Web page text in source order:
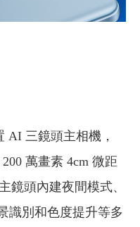
AI 三鏡頭主相機，
萬畫素 4cm 微距
鏡頭內建夜間模式、
識別和色度提升等多